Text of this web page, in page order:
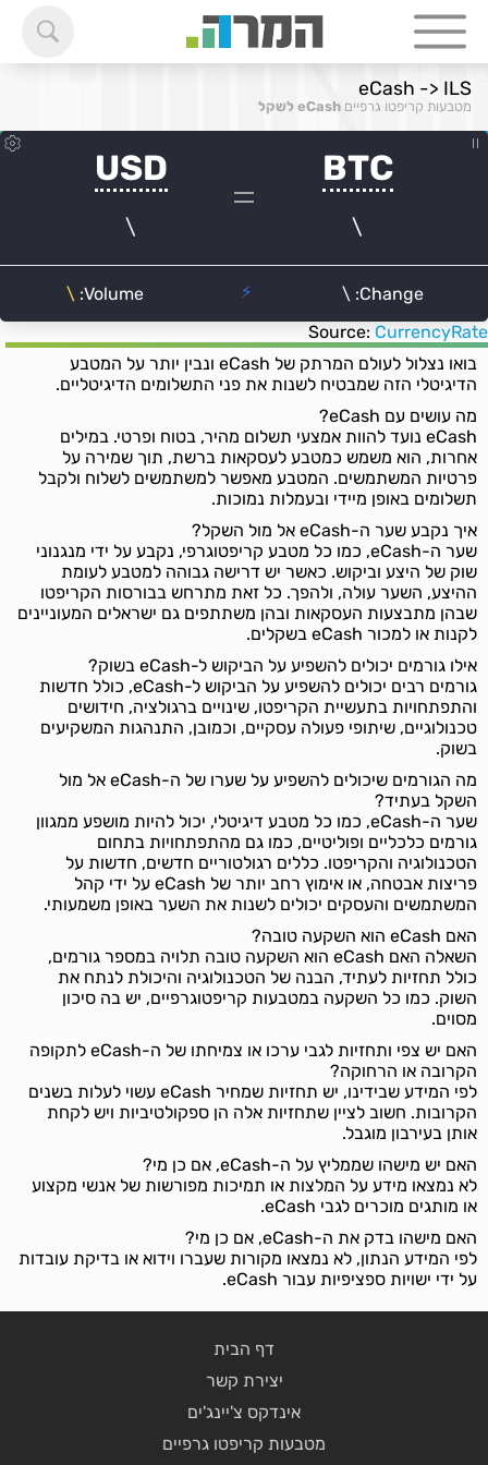
eCash -> ILS
מטבעות קריפטו גרפיים eCash לשקל
Source: CurrencyRate
בואו נצלול לעולם המרתק של eCash ונבין יותר על המטבע
הדיגיטלי הזה שמבטיח לשנות את פני התשלומים הדיגיטליים.
מה עושים עם eCash?
eCash נועד להוות אמצעי תשלום מהיר, בטוח ופרטי. במילים
אחרות, הוא משמש כמטבע לעסקאות ברשת, תוך שמירה על
פרטיות המשתמשים. המטבע מאפשר למשתמשים לשלוח ולקבל
תשלומים באופן מיידי ובעמלות נמוכות.
איך נקבע שער ה-eCash אל מול השקל?
שער ה-eCash, כמו כל מטבע קריפטוגרפי, נקבע על ידי מנגנוני
שוק של היצע וביקוש. כאשר יש דרישה גבוהה למטבע לעומת
ההיצע, השער עולה, ולהפך. כל זאת מתרחש בבורסות הקריפטו
שבהן מתבצעות העסקאות ובהן משתתפים גם ישראלים המעוניינים
לקנות או למכור eCash בשקלים.
אילו גורמים יכולים להשפיע על הביקוש ל-eCash בשוק?
גורמים רבים יכולים להשפיע על הביקוש ל-eCash, כולל חדשות
והתפתחויות בתעשיית הקריפטו, שינויים ברגולציה, חידושים
טכנולוגיים, שיתופי פעולה עסקיים, וכמובן, התנהגות המשקיעים
בשוק.
מה הגורמים שיכולים להשפיע על שערו של ה-eCash אל מול
השקל בעתיד?
שער ה-eCash, כמו כל מטבע דיגיטלי, יכול להיות מושפע ממגוון
גורמים כלכליים ופוליטיים, כמו גם מהתפתחויות בתחום
הטכנולוגיה והקריפטו. כללים רגולטוריים חדשים, חדשות על
פריצות אבטחה, או אימוץ רחב יותר של eCash על ידי קהל
המשתמשים והעסקים יכולים לשנות את השער באופן משמעותי.
האם eCash הוא השקעה טובה?
השאלה האם eCash הוא השקעה טובה תלויה במספר גורמים,
כולל תחזיות לעתיד, הבנה של הטכנולוגיה והיכולת לנתח את
השוק. כמו כל השקעה במטבעות קריפטוגרפיים, יש בה סיכון
מסוים.
האם יש צפי ותחזיות לגבי ערכו או צמיחתו של ה-eCash לתקופה
הקרובה או הרחוקה?
לפי המידע שבידינו, יש תחזיות שמחיר eCash עשוי לעלות בשנים
הקרובות. חשוב לציין שתחזיות אלה הן ספקולטיביות ויש לקחת
אותן בעירבון מוגבל.
האם יש מישהו שממליץ על ה-eCash, אם כן מי?
לא נמצאו מידע על המלצות או תמיכות מפורשות של אנשי מקצוע
או מותגים מוכרים לגבי eCash.
האם מישהו בדק את ה-eCash, אם כן מי?
לפי המידע הנתון, לא נמצאו מקורות שעברו וידוא או בדיקת עובדות
על ידי ישויות ספציפיות עבור eCash.
דף הבית
יצירת קשר
אינדקס צ'יינג'ים
מטבעות קריפטו גרפיים